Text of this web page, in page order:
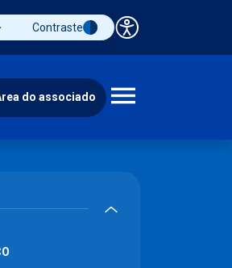
fontefonte
Alternar contraste
Contraste Painel de
do associado
Abrir